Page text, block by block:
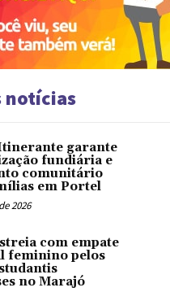
notícias
garante
fundiária e
comunitário
em Portel
2026
com empate
feminino pelos
no Marajó